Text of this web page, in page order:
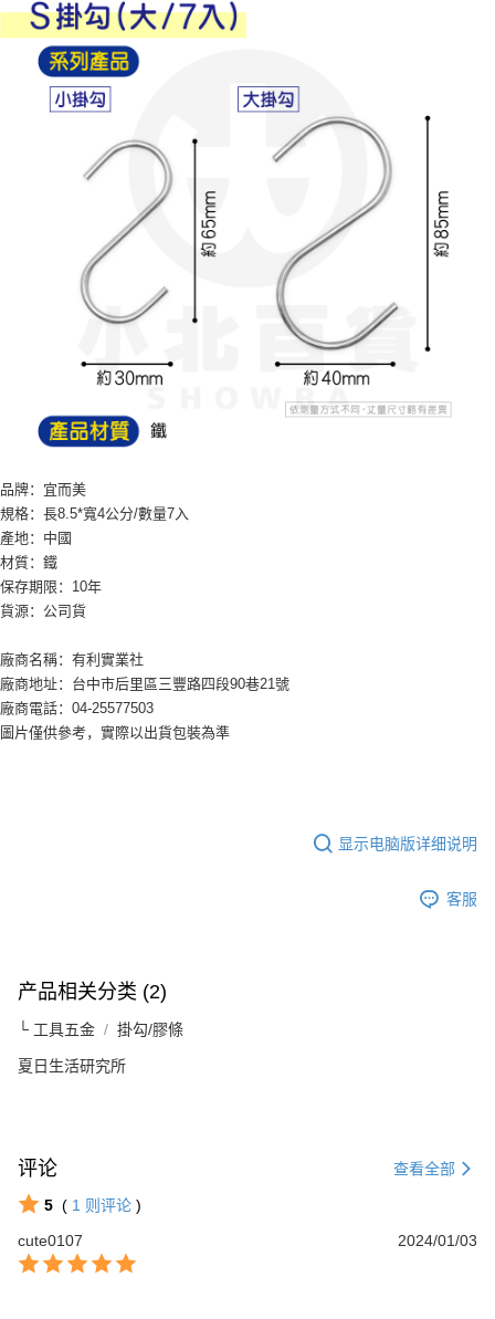
AFTEE先享后付
相关说明
一、關於 AFTEE先享後付
1. 於付款方式選擇AFTEE先享後付，將跳出AFTEE先享後付手機驗證視
2. 進行簡訊驗證之後，即可完成結帳手續。
3. 訂單確認後不需事先繳費，商品會配送至您的指定地址。
4. 下訂完成後，您的手機會收到一封繳費通知簡訊，APP會員則會收到
AFTEE APP推播通知。
5. 收到商品當下無需繳費，確認無誤後，請再利用繳費通知簡訊或AFTEE
APP於四大便利商店‧ATM/網銀等方式進行付款。
請留意繳費期限為 14 天。唯有下載 AFTEE App 成為 AFTEE 會員者方能享
有最長 45 天內付款之服務。
繳費期限，為商家向您請款的時間，再加上使用AFTEE可延長的天數所計算
出。使用AFTEE下訂可以延長您收到商品前的繳費天數，但無法保證一定能
夠在期限內收到商品(例如:預購商品或預計到貨時間較長者)。因此無論收到
商品與否，仍需要請您在AFTEE規定的時間內完成繳費。
二、付款限制
之上限額度
3. 目前僅支援台灣會員
三、聲明條款
「AFTEE先享後付」(下稱本服務)乃由恩沛科技股份有限公司(下稱 AFTEE )
所提供，並由 AFTEE 向您收取款項。因使用本服務所須提供之個人資料(包
含但不限於訂購人姓名、電話，收件人姓名、電話、收件地址)，將交付予
處理、利用，詳參 AFTEE 官網之『個人資料蒐集、處理及利用告知聲明』
（https://aftee.tw/privacypolicy/）。
未成年的使用者，請事先徵得法定代理人或監護人之同意方可使用
要之購買訂單資訊提供予 AFTEE ，或讓 AFTEE 蒐集處理利用您的個人資
ATM付款
每笔NT$60，满NT$599(含以上)免运费
付款後全家取貨
每笔NT$60，满NT$599(含以上)免运费
每笔NT$60，满NT$599(含以上)免运费
每笔NT$60，满NT$599(含以上)免运费
每笔NT$120，满NT$899(含以上)免运费
品牌：宜而美
規格：長8.5*寬4公分/數量7入
產地：中國
材質：鐵
保存期限：10年
貨源：公司貨
廠商名稱：有利實業社
廠商地址：台中市后里區三豐路四段90巷21號
廠商電話：04-25577503
圖片僅供參考，實際以出貨包裝為準
显示电脑版详细说明
客服
产品相关分类 (2)
└ 工具五金 掛勾/膠條
夏日生活研究所
评论 查看全部
5 ( 1 则评论 )
cute0107
2024/01/03